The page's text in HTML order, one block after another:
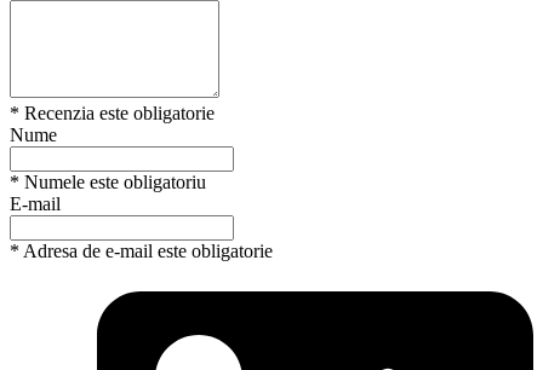
* Recenzia este obligatorie
Nume
* Numele este obligatoriu
E-mail
* Adresa de e-mail este obligatorie